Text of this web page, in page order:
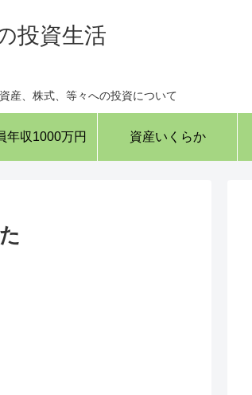
投資生活
産、株式、等々への投資について
年収1000万円 資産いくらか